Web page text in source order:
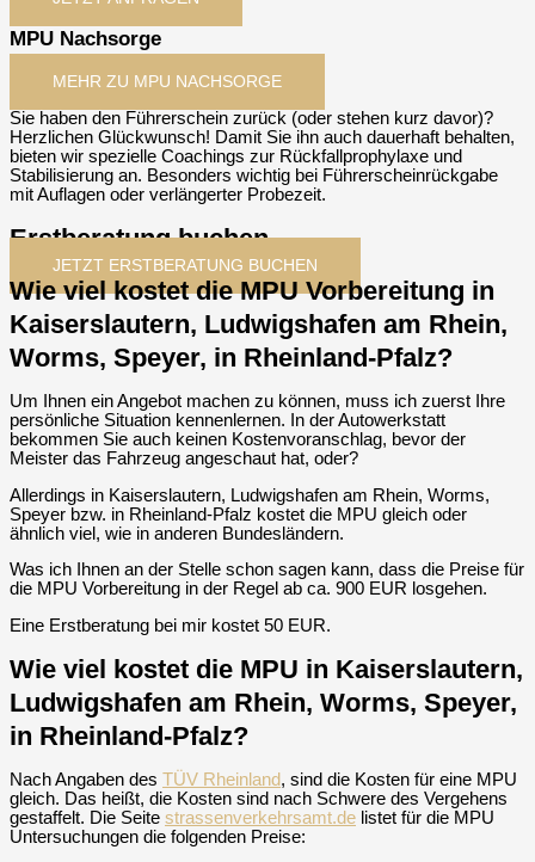
MPU Nachsorge
MEHR ZU MPU NACHSORGE
Sie haben den Führerschein zurück (oder stehen kurz davor)?
Herzlichen Glückwunsch! Damit Sie ihn auch dauerhaft behalten,
bieten wir spezielle Coachings zur Rückfallprophylaxe und
Stabilisierung an. Besonders wichtig bei Führerscheinrückgabe
mit Auflagen oder verlängerter Probezeit.
Erstberatung buchen
JETZT ERSTBERATUNG BUCHEN
Wie viel kostet die MPU Vorbereitung in
Kaiserslautern, Ludwigshafen am Rhein,
Worms, Speyer, in Rheinland-Pfalz?
Um Ihnen ein Angebot machen zu können, muss ich zuerst Ihre
persönliche Situation kennenlernen. In der Autowerkstatt
bekommen Sie auch keinen Kostenvoranschlag, bevor der
Meister das Fahrzeug angeschaut hat, oder?
Allerdings in Kaiserslautern, Ludwigshafen am Rhein, Worms,
Speyer bzw. in Rheinland-Pfalz kostet die MPU gleich oder
ähnlich viel, wie in anderen Bundesländern.
Was ich Ihnen an der Stelle schon sagen kann, dass die Preise für
die MPU Vorbereitung in der Regel ab ca. 900 EUR losgehen.
Eine Erstberatung bei mir kostet 50 EUR.
Wie viel kostet die MPU in Kaiserslautern,
Ludwigshafen am Rhein, Worms, Speyer,
in Rheinland-Pfalz?
Nach Angaben des TÜV Rheinland, sind die Kosten für eine MPU
gleich. Das heißt, die Kosten sind nach Schwere des Vergehens
gestaffelt. Die Seite strassenverkehrsamt.de listet für die MPU
Untersuchungen die folgenden Preise: